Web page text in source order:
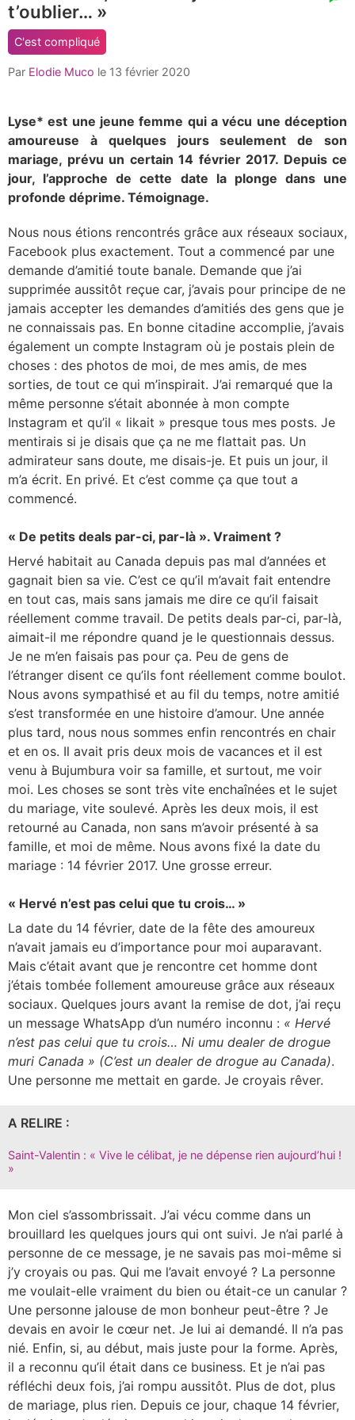
comment
count
is:
t’oublier… »
C'est compliqué
Par Elodie Muco le 13 février 2020
Lyse* est une jeune femme qui a vécu une déception
amoureuse à quelques jours seulement de son
mariage, prévu un certain 14 février 2017. Depuis ce
jour, l’approche de cette date la plonge dans une
profonde déprime. Témoignage.
Nous nous étions rencontrés grâce aux réseaux sociaux,
Facebook plus exactement. Tout a commencé par une
demande d’amitié toute banale. Demande que j’ai
supprimée aussitôt reçue car, j’avais pour principe de ne
jamais accepter les demandes d’amitiés des gens que je
ne connaissais pas. En bonne citadine accomplie, j’avais
également un compte Instagram où je postais plein de
choses : des photos de moi, de mes amis, de mes
sorties, de tout ce qui m’inspirait. J’ai remarqué que la
même personne s’était abonnée à mon compte
Instagram et qu’il « likait » presque tous mes posts. Je
mentirais si je disais que ça ne me flattait pas. Un
admirateur sans doute, me disais-je. Et puis un jour, il
m’a écrit. En privé. Et c’est comme ça que tout a
commencé.
« De petits deals par-ci, par-là ». Vraiment ?
Hervé habitait au Canada depuis pas mal d’années et
gagnait bien sa vie. C’est ce qu’il m’avait fait entendre
en tout cas, mais sans jamais me dire ce qu’il faisait
réellement comme travail. De petits deals par-ci, par-là,
aimait-il me répondre quand je le questionnais dessus.
Je ne m’en faisais pas pour ça. Peu de gens de
l’étranger disent ce qu’ils font réellement comme boulot.
Nous avons sympathisé et au fil du temps, notre amitié
s’est transformée en une histoire d’amour. Une année
plus tard, nous nous sommes enfin rencontrés en chair
et en os. Il avait pris deux mois de vacances et il est
venu à Bujumbura voir sa famille, et surtout, me voir
moi. Les choses se sont très vite enchaînées et le sujet
du mariage, vite soulevé. Après les deux mois, il est
retourné au Canada, non sans m’avoir présenté à sa
famille, et moi de même. Nous avons fixé la date du
mariage : 14 février 2017. Une grosse erreur.
« Hervé n’est pas celui que tu crois… »
La date du 14 février, date de la fête des amoureux
n’avait jamais eu d’importance pour moi auparavant.
Mais c’était avant que je rencontre cet homme dont
j’étais tombée follement amoureuse grâce aux réseaux
sociaux. Quelques jours avant la remise de dot, j’ai reçu
un message WhatsApp d’un numéro inconnu : « Hervé
n’est pas celui que tu crois… Ni umu dealer de drogue
muri Canada » (C’est un dealer de drogue au Canada).
Une personne me mettait en garde. Je croyais rêver.
A RELIRE :
Saint-Valentin : « Vive le célibat, je ne dépense rien aujourd’hui !
»
Mon ciel s’assombrissait. J’ai vécu comme dans un
brouillard les quelques jours qui ont suivi. Je n’ai parlé à
personne de ce message, je ne savais pas moi-même si
j’y croyais ou pas. Qui me l’avait envoyé ? La personne
me voulait-elle vraiment du bien ou était-ce un canular ?
Une personne jalouse de mon bonheur peut-être ? Je
devais en avoir le cœur net. Je lui ai demandé. Il n’a pas
nié. Enfin, si, au début, mais juste pour la forme. Après,
il a reconnu qu’il était dans ce business. Et je n’ai pas
réfléchi deux fois, j’ai rompu aussitôt. Plus de dot, plus
de mariage, plus rien. Depuis ce jour, chaque 14 février,